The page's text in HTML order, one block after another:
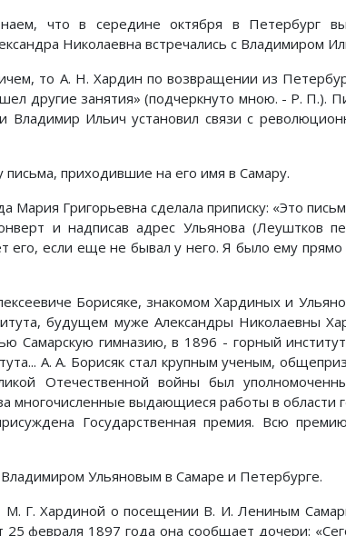
что в середине октября в Петербург
Николаевна встречались с Владимиром
то А. Н. Хардин по возвращении из
другие занятия» (подчеркнуто мною. - Р. П.).
Владимир Ильич установил связи с
приходившие на его имя в Самару.
Мария Григорьевна сделала приписку: «Это
и надписав адрес Ульянова (Леуштков
его, если еще не бывал у него. Я было ему прямо
Борисяке, знакомом Хардиных и
будущем муже Александры Николаевны
Самарскую гимназию, в 1896 - горный
А. А. Борисяк стал крупным ученым,
Отечественной войны был
многочисленные выдающиеся работы в области
Государственная премия. Всю
Ульяновым в Самаре и Петербурге.
М. Г. Хардиной о посещении В. И. Лениным
25 февраля 1897 года она сообщает дочери: